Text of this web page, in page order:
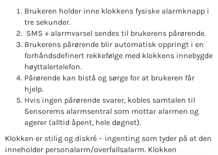
Brukeren holder inne klokkens fysiske alarmknapp i
tre sekunder.
SMS + alarmvarsel sendes til brukerens pårørende.
Brukerens pårørende blir automatisk oppringt i en
forhåndsdefinert rekkefølge med klokkens innebygde
høyttalertelefon.
Pårørende kan bistå og sørge for at brukeren får
hjelp.
Hvis ingen pårørende svarer, kobles samtalen til
Sensorems alarmsentral som mottar alarmen og
agerer (alltid åpent, hele døgnet).
Klokken er stilig og diskré – ingenting som tyder på at den
inneholder personalarm/overfallsalarm. Klokken